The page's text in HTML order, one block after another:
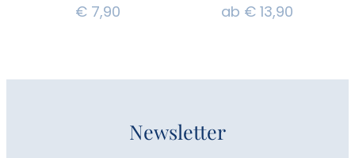
€ 7,90 ab € 13,90
Newsletter